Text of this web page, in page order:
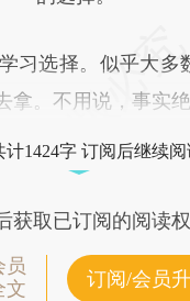
选择。似乎大多
。不用说，事实绝
计1424字 订阅后继续
获取已订阅的阅读
员
文
订阅/会员